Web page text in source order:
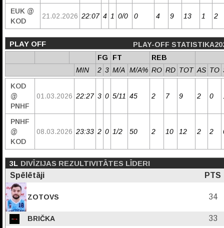
EUK @
KOD
21.02.2026 22:07 4 1 0/0 0 4 9 13 1 2
PLAY OFF
PLAY-OFF
FG
FT
REB
MIN
2 3 M/A M/A% RO RD TOT AS TO
KOD
@
PNHF
01.03.2026 22:27 3 0 5/11 45 2 7 9 2 0
PNHF
@
KOD
08.03.2026 23:33 2 0 1/2 50 2 10 12 2 2
3L DIVĪZIJAS REZULTIVITĀTES LĪDERI
Spēlētāji
PTS
ZOTOVS 34
BRIČKA 33